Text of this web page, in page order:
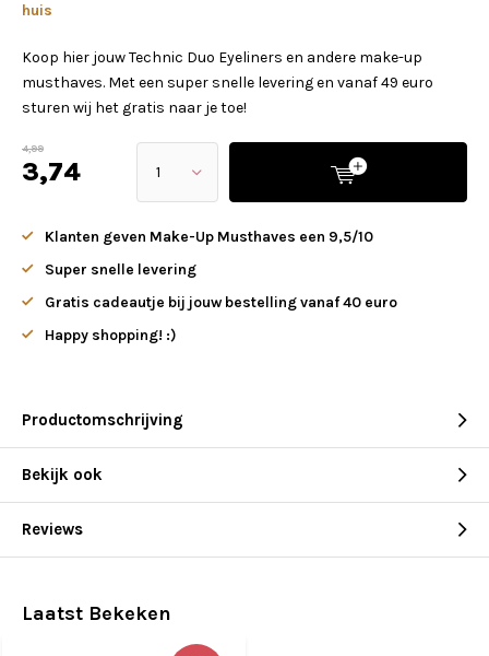
huis
Koop hier jouw Technic Duo Eyeliners en andere make-up
musthaves. Met een super snelle levering en vanaf 49 euro
sturen wij het gratis naar je toe!
4,99
3,74
Klanten geven Make-Up Musthaves een 9,5/10
Super snelle levering
Gratis cadeautje bij jouw bestelling vanaf 40 euro
Happy shopping! :)
Productomschrijving
Bekijk ook
Reviews
Laatst Bekeken